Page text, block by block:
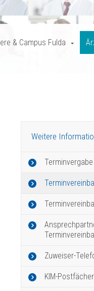
& Campus Fulda
Weitere
Zuweiser-
KIM-